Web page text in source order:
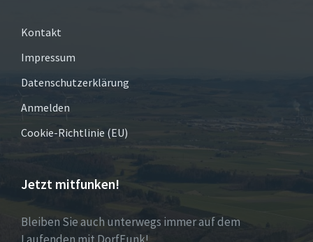
Kontakt
Impressum
Datenschutzerklärung
Anmelden
Cookie-Richtlinie (EU)
Jetzt mitfunken!
Bleiben Sie auch unterwegs immer auf dem